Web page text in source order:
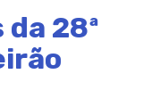
28ª